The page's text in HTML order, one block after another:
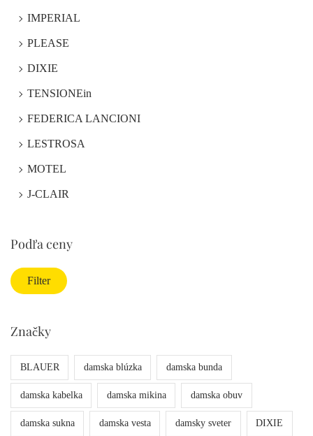
IMPERIAL
PLEASE
DIXIE
TENSIONEin
FEDERICA LANCIONI
LESTROSA
MOTEL
J-CLAIR
Podľa ceny
Filter
Značky
BLAUER damska blúzka damska bunda
damska kabelka damska mikina damska obuv
damska sukna damska vesta damsky sveter DIXIE